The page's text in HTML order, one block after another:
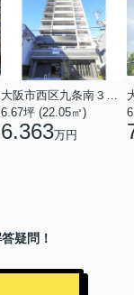
大阪市西区九条南３丁目
6.67坪 (22.05㎡)
6.363万円
疑問！